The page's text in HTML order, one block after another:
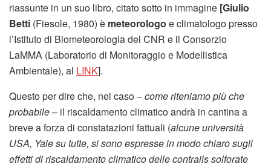
riassunte in un suo libro, citato sotto in immagine [Giulio
Betti (Fiesole, 1980) è meteorologo e climatologo presso
l’Istituto di Biometeorologia del CNR e il Consorzio
LaMMA (Laboratorio di Monitoraggio e Modellistica
Ambientale), al LINK].
Questo per dire che, nel caso –come riteniamo più che
probabile– il riscaldamento climatico andrà in cantina a
breve a forza di constatazioni fattuali (alcune università
USA, Yale su tutte, si sono espresse in modo chiaro sugli
effetti di riscaldamento climatico delle contrails solforate